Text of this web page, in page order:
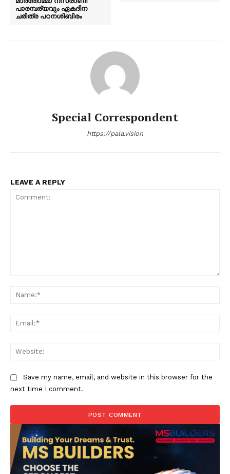
പാരമ്പര്യവും ഏകദിന
ചരിത്ര പഠനശിബിരം
Special Correspondent
https://pala.vision
LEAVE A REPLY
Save my name, email, and website in this browser for the
next time I comment.